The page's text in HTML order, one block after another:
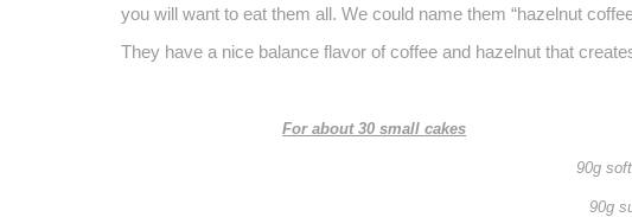
you will want to eat them all. We could name them “hazelnut
They have a nice balance flavor of coffee and hazelnut that
For about 30 small cakes
90g
90g